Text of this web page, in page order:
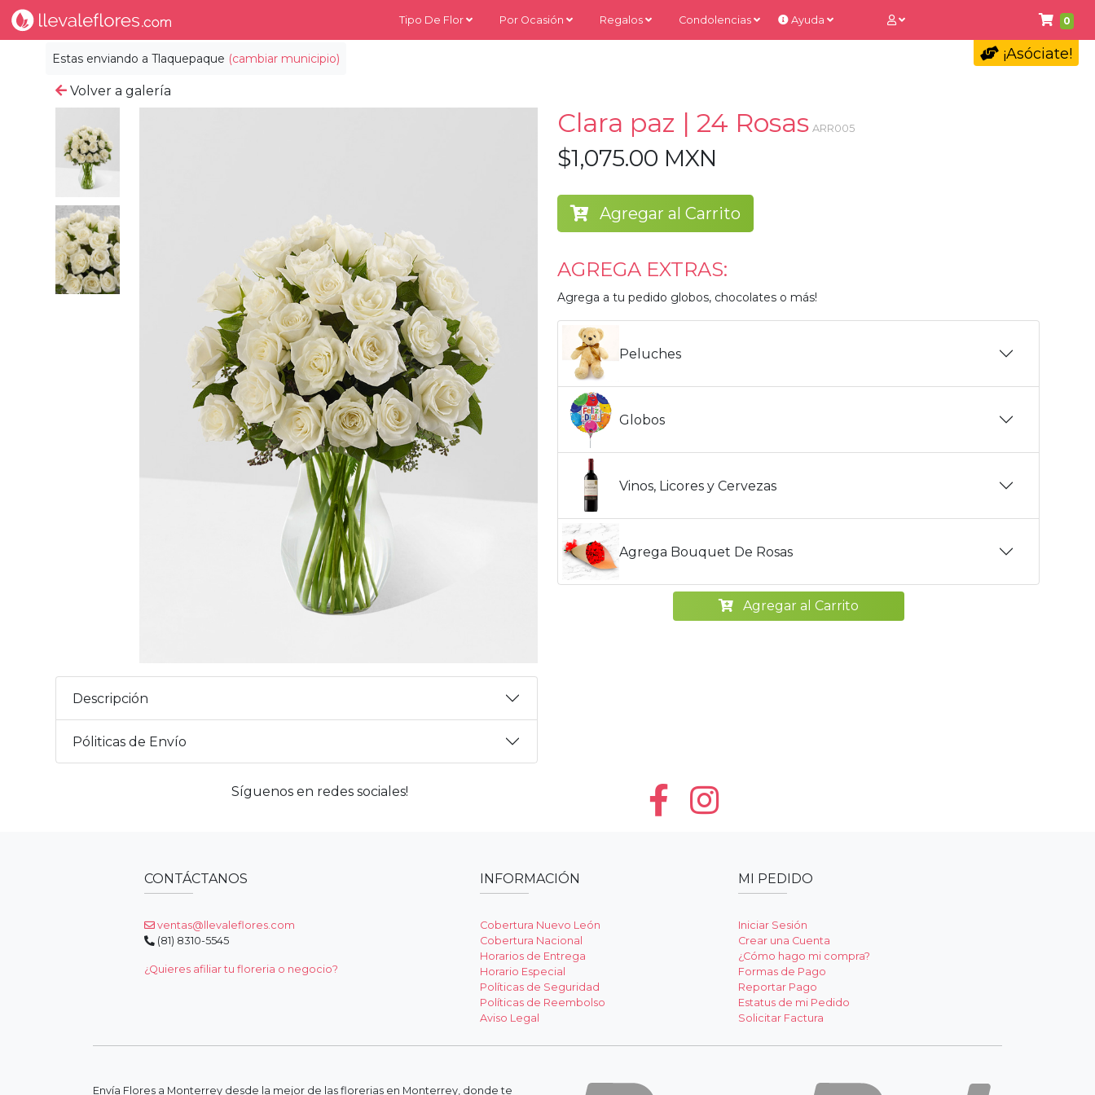
0
Estas enviando a Tlaquepaque (cambiar municipio)
Tipo De Flor Por Ocasión Regalos Condolencias Ayuda
¡Asóciate!
Volver a galería
Descripción
Póliticas de Envío
Clara paz | 24 Rosas ARR005
$1,075.00 MXN
Agregar al Carrito
AGREGA EXTRAS:
Agrega a tu pedido globos, chocolates o más!
Peluches
Globos
Vinos, Licores y Cervezas
Agrega Bouquet De Rosas
Agregar al Carrito
Síguenos en redes sociales!
CONTÁCTANOS
ventas@llevaleflores.com
(81) 8310-5545
¿Quieres afiliar tu floreria o negocio?
INFORMACIÓN
Cobertura Nuevo León
Cobertura Nacional
Horarios de Entrega
Horario Especial
Políticas de Seguridad
Políticas de Reembolso
Aviso Legal
MI PEDIDO
Iniciar Sesión
Crear una Cuenta
¿Cómo hago mi compra?
Formas de Pago
Reportar Pago
Estatus de mi Pedido
Solicitar Factura
Envía Flores a Monterrey desde la mejor de las florerias en Monterrey, donde te